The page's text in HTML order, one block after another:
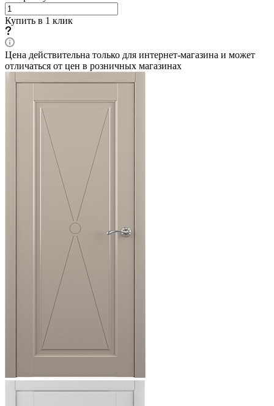
Купить в 1 клик
Цена действительна только для интернет-магазина и может
отличаться от цен в розничных магазинах